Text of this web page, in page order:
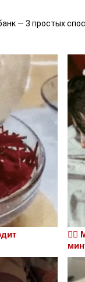
— 3 простых
❤️‍🔥